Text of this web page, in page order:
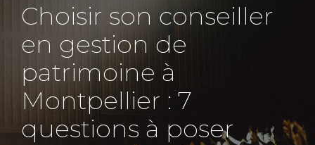
Choisir son conseiller
en gestion de
patrimoine à
Montpellier : 7
questions à poser